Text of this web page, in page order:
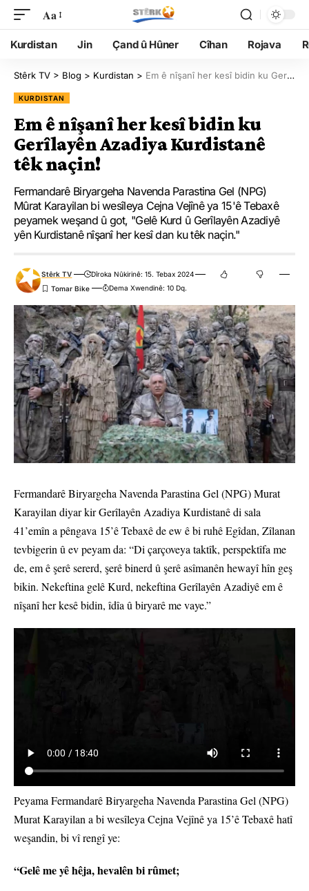
Aa
Kurdistan Jin Çand û Hûner Cîhan Rojava
Stêrk TV > Blog > Kurdistan > Em ê nîşanî her kesî bidin ku Gerîlayên Azadiya Kurdistanê têk naçin!
KURDISTAN
Em ê nîşanî her kesî bidin ku
Gerîlayên Azadiya Kurdistanê
têk naçin!
Fermandarê Biryargeha Navenda Parastina Gel (NPG)
Mûrat Karayilan bi wesîleya Cejna Vejînê ya 15'ê Tebaxê
peyamek weşand û got, "Gelê Kurd û Gerîlayên Azadiyê
yên Kurdistanê nîşanî her kesî dan ku têk naçin."
Stêrk TV
Dîroka Nûkirinê: 15. Tebax 2024
Dema Xwendinê: 10 Dq.
Fermandarê Biryargeha Navenda Parastina Gel (NPG) Murat
Karayilan diyar kir Gerîlayên Azadiya Kurdistanê di sala
41’emîn a pêngava 15’ê Tebaxê de ew ê bi ruhê Egîdan, Zîlanan
tevbigerin û ev peyam da: “Di çarçoveya taktîk, perspektîfa me
de, em ê şerê sererd, şerê binerd û şerê asîmanên hewayî hîn geş
bikin. Nekeftina gelê Kurd, nekeftina Gerîlayên Azadiyê em ê
nîşanî her kesê bidin, îdîa û biryarê me vaye.”
Peyama Fermandarê Biryargeha Navenda Parastina Gel (NPG)
Murat Karayilan a bi wesîleya Cejna Vejînê ya 15’ê Tebaxê hatî
weşandin, bi vî rengî ye:
“Gelê me yê hêja, hevalên bi rûmet;